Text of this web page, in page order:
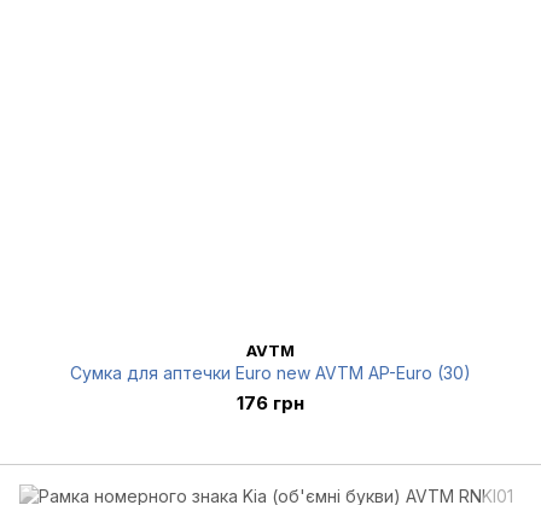
AVTM
Сумка для аптечки Euro new AVTM AP-Euro (30)
176 грн